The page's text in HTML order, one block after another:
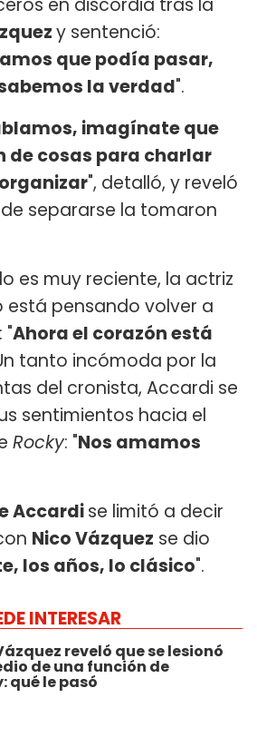
y sentenció:
que podía pasar,
la verdad".
imagínate que
de cosas para charlar
", detalló, y reveló
separarse la tomaron
es muy reciente, la actriz
está pensando volver a
"Ahora el corazón está
tanto incómoda por la
del cronista, Accardi se
sentimientos hacia el
Rocky: "Nos amamos
Accardise limitó a decir
Nico Vázquez se dio
los años, lo clásico".
INTERESAR
reveló que se lesionó
de una función de
qué le pasó